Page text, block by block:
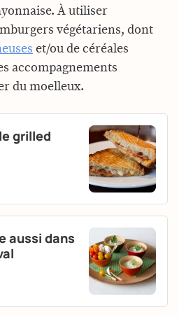
À utiliser
végétariens, dont
et/ou de céréales
accompagnements
du moelleux.
grilled
aussi dans